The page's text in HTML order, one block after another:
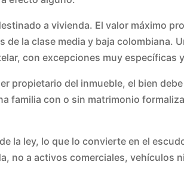
a vivienda. El valor máximo
de la clase media y baja colombiana.
con excepciones muy específicas
propietario del inmueble, el bien
familia con o sin matrimonio
la ley, lo que lo convierte en el
no a activos comerciales, vehículos